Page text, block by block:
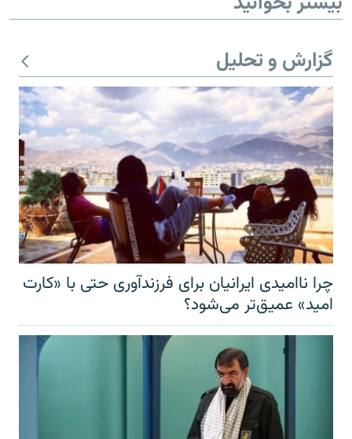
گزارش و تحلیل
چرا ناامیدی ایرانیان برای فرزندآوری حتی با «کارت
امید» عمیق‌تر‌ می‌شود؟